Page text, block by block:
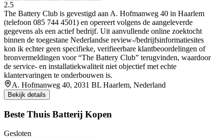
2.5
The Battery Club is gevestigd aan A. Hofmanweg 40 in Haarlem
(telefoon 085 744 4501) en opereert volgens de aangeleverde
gegevens als een actief bedrijf. Uit aanvullende online zoektocht
binnen de toegestane Nederlandse review-/bedrijfsinformatiesites
kon ik echter geen specifieke, verifieerbare klantbeoordelingen of
bronvermeldingen voor “The Battery Club” terugvinden, waardoor
de service- en installatiekwaliteit niet objectief met echte
klantervaringen te onderbouwen is.
A. Hofmanweg 40, 2031 BL Haarlem, Nederland
Bekijk details
Beste Thuis Batterij Kopen
Gesloten